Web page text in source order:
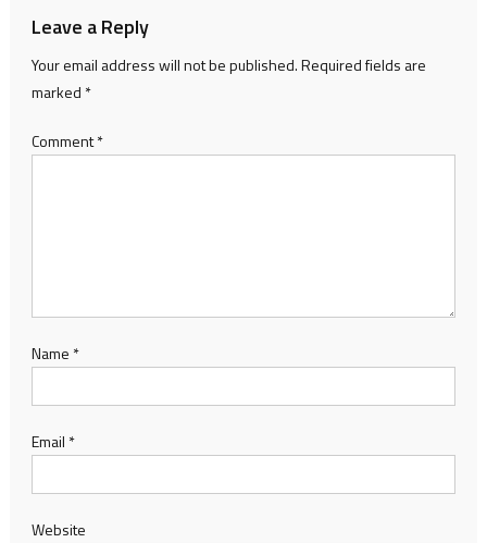
Leave a Reply
Your email address will not be published.Required fields are
marked *
Comment*
Name *
Email *
Website